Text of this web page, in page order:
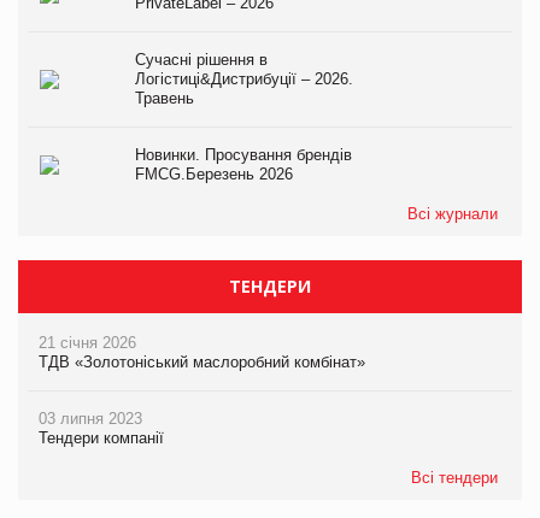
Сучасні рішення в
Логістиці&Дистрибуції – 2026.
Травень
Новинки. Просування брендів
FMCG.Березень 2026
Всі журнали
ТЕНДЕРИ
21 січня 2026
ТДВ «Золотоніський маслоробний комбінат»
03 липня 2023
Тендери компанії
Всі тендери